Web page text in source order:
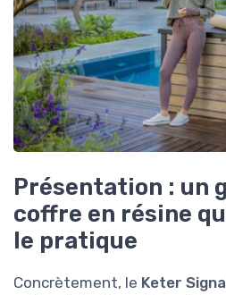
Présentation : un
coffre en résine
le pratique
Concrètement, le Keter